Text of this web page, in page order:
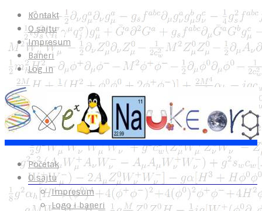
Kontakt
O sajtu
Impresum
Baneri
Log in
Početak
O sajtu
Impresum
Logo i baneri